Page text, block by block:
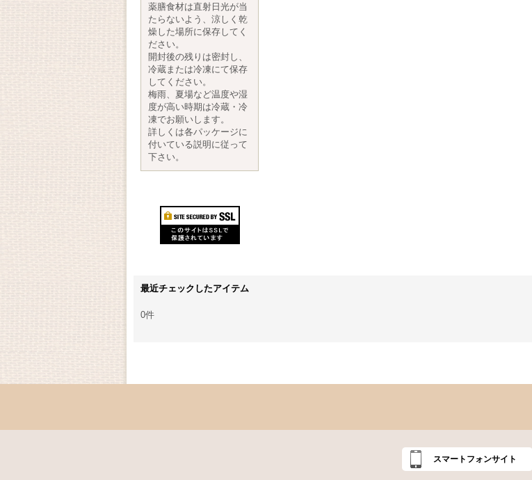
薬膳食材は直射日光が当
たらないよう、涼しく乾
燥した場所に保存してく
ださい。
開封後の残りは密封し、
冷蔵または冷凍にて保存
してください。
梅雨、夏場など温度や湿
度が高い時期は冷蔵・冷
凍でお願いします。
詳しくは各パッケージに
付いている説明に従って
下さい。
最近チェックしたアイテム
0件
スマートフォンサイト